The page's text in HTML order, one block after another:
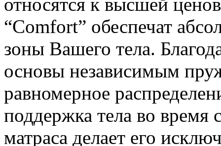
“Cоmfort” обеспечат
зоны Вашего тела.
основы независимым
равномерное
поддержка тела во время
матраса делает его